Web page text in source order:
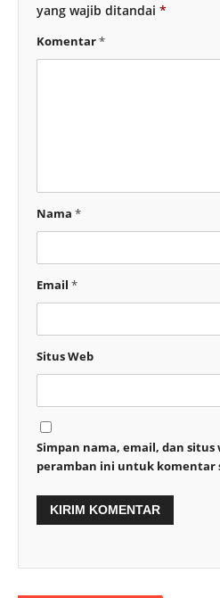
yang wajib ditandai *
Komentar*
Nama *
Email *
Situs Web
Simpan nama, email, dan situs
peramban ini untuk komentar